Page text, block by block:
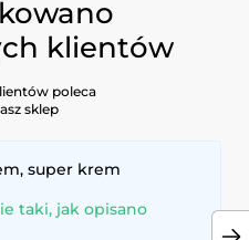
klientów
poleca
sklep
super krem
taki, jak opisano